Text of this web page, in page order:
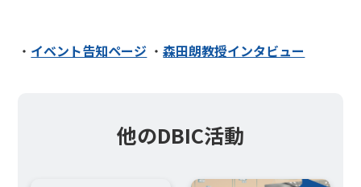
・ イベント告知ページ ・森田朗教授インタビュー
他のDBIC活動